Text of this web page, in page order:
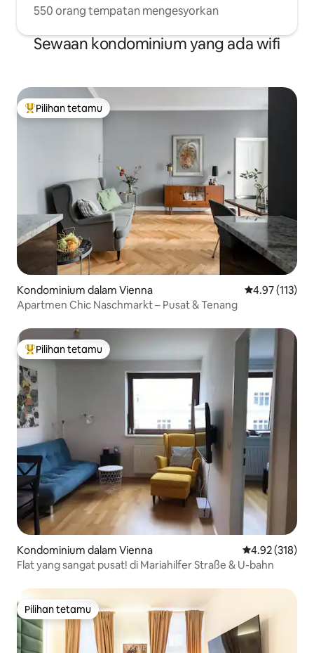
550 orang tempatan mengesyorkan
Sewaan kondominium yang ada wifi
Pilihan utama tetamu
Pilihan tetamu
Kondominium dalam Vienna Penarafan
4.97 (113)
Apartmen Chic Naschmarkt – Pusat & Tenang
Pilihan utama tetamu
Pilihan tetamu
Kondominium dalam Vienna Penarafan
4.92 (318)
Flat yang sangat pusat! di Mariahilfer Straße & U-bahn
Pilihan tetamu
Pilihan tetamu